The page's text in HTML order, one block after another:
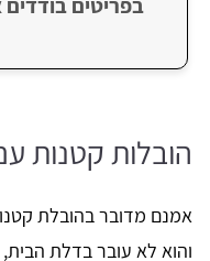
הובלות קטנות
אמנם מדובר בהובלת
והוא לא עובר בדלת